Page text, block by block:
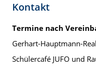
Kontakt
Termine nach
Gerhart-Hauptmann-
Schülercafé JUFO und